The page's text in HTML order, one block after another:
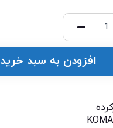
افزودن به سبد خرید